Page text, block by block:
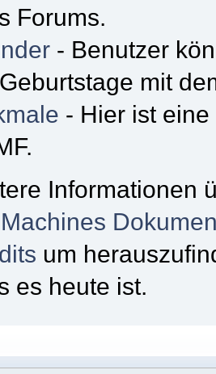
Forums.
- Benutzer
mit
- Hier ist
Informationen
um
es heute ist.